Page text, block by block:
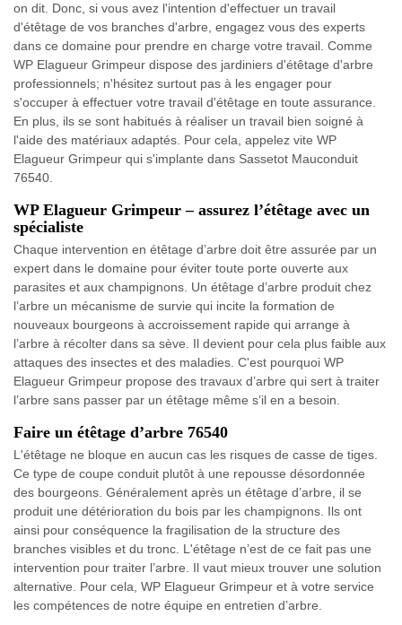
on dit. Donc, si vous avez l'intention d'effectuer un travail
d'étêtage de vos branches d'arbre, engagez vous des experts
dans ce domaine pour prendre en charge votre travail. Comme
WP Elagueur Grimpeur dispose des jardiniers d'étêtage d'arbre
professionnels; n'hésitez surtout pas à les engager pour
s'occuper à effectuer votre travail d'étêtage en toute assurance.
En plus, ils se sont habitués à réaliser un travail bien soigné à
l'aide des matériaux adaptés. Pour cela, appelez vite WP
Elagueur Grimpeur qui s'implante dans Sassetot Mauconduit
76540.
WP Elagueur Grimpeur – assurez l’étêtage avec un
spécialiste
Chaque intervention en étêtage d’arbre doit être assurée par un
expert dans le domaine pour éviter toute porte ouverte aux
parasites et aux champignons. Un étêtage d’arbre produit chez
l’arbre un mécanisme de survie qui incite la formation de
nouveaux bourgeons à accroissement rapide qui arrange à
l’arbre à récolter dans sa sève. Il devient pour cela plus faible aux
attaques des insectes et des maladies. C'est pourquoi WP
Elagueur Grimpeur propose des travaux d’arbre qui sert à traiter
l’arbre sans passer par un étêtage même s’il en a besoin.
Faire un étêtage d’arbre 76540
L'étêtage ne bloque en aucun cas les risques de casse de tiges.
Ce type de coupe conduit plutôt à une repousse désordonnée
des bourgeons. Généralement après un étêtage d’arbre, il se
produit une détérioration du bois par les champignons. Ils ont
ainsi pour conséquence la fragilisation de la structure des
branches visibles et du tronc. L'étêtage n’est de ce fait pas une
intervention pour traiter l’arbre. Il vaut mieux trouver une solution
alternative. Pour cela, WP Elagueur Grimpeur et à votre service
les compétences de notre équipe en entretien d’arbre.